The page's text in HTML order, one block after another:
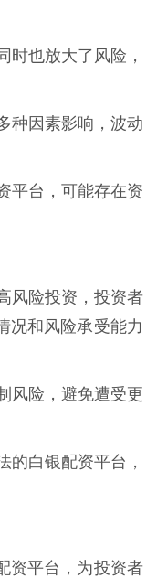
时也放大了风险，
种因素影响，波动
平台，可能存在资
风险投资，投资者
况和风险承受能力
风险，避免遭受更
的白银配资平台，
资平台，为投资者